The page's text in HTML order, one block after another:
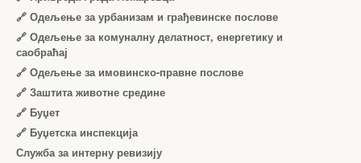
🔗 Одељење за урбанизам и грађевинске послове
🔗 Одељење за комуналну делатност, енергетику и
саобраћај
🔗 Одељење за имовинско-правне послове
🔗 Заштита животне средине
🔗 Буџет
🔗 Буџетска инспекција
Служба за интерну ревизију